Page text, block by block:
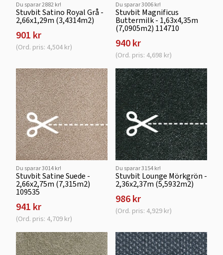
Du sparar 2882 kr!
Stuvbit Satino Royal Grå -
2,66x1,29m (3,4314m2)
901 kr
(Ord. pris: 4,504 kr)
Du sparar 3006 kr!
Stuvbit Magnificus
Buttermilk - 1,63x4,35m
(7,0905m2) 114710
940 kr
(Ord. pris: 4,698 kr)
Du sparar 3014 kr!
Stuvbit Satine Suede -
2,66x2,75m (7,315m2)
109535
941 kr
(Ord. pris: 4,709 kr)
Du sparar 3154 kr!
Stuvbit Lounge Mörkgrön -
2,36x2,37m (5,5932m2)
986 kr
(Ord. pris: 4,929 kr)